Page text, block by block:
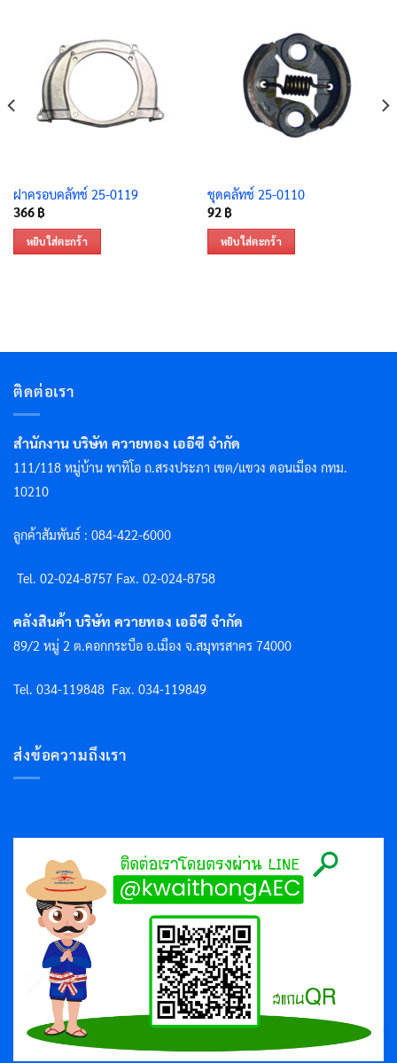
ฝาครอบคลัทช์ 25-0119
366 ฿
หยิบใส่ตะกร้า
ชุดคลัทช์ 25-0110
92 ฿
หยิบใส่ตะกร้า
ติดต่อเรา
สำนักงาน บริษัท ควายทอง เออีซี จำกัด
111/118 หมู่บ้าน พาทิโอ ถ.สรงประภา เขต/แขวง ดอนเมือง กทม.
10210
ลูกค้าสัมพันธ์ : 084-422-6000
Tel. 02-024-8757 Fax. 02-024-8758
คลังสินค้า บริษัท ควายทอง เออีซี จำกัด
89/2 หมู่ 2 ต.คอกกระบือ อ.เมือง จ.สมุทรสาคร 74000
Tel. 034-119848 Fax. 034-119849
ส่งข้อความถึงเรา